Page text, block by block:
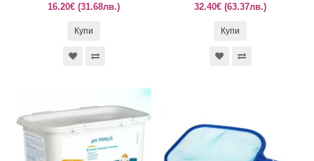
16.20€ (31.68лв.)
Купи
32.40€ (63.37лв.)
Купи